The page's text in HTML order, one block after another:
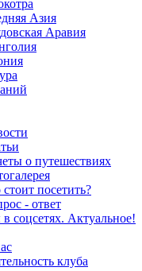
Азия
Аравия
о путешествиях
посетить?
- ответ
соцсетях. Актуальное!
клуба